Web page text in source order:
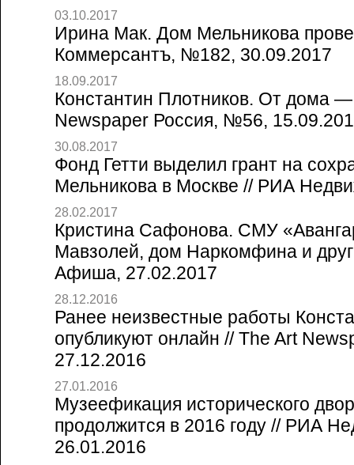
03.10.2017
Ирина Мак. Дом Мельникова
Коммерсантъ, №182, 30.09.2017
18.09.2017
Константин Плотников. От дома
Newspaper Россия, №56,
30.08.2017
Фонд Гетти выделил грант на
Мельникова в Москве // РИА
28.02.2017
Кристина Сафонова. СМУ
Мавзолей, дом Наркомфина и
Афиша, 27.02.2017
28.12.2016
Ранее неизвестные работы
опубликуют онлайн // The Art
27.12.2016
27.01.2016
Музеефикация исторического
продолжится в 2016 году // РИА
26.01.2016